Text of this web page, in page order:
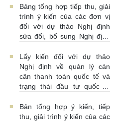
tiền của NHNN 03/08/2026 |
11:16:00
Bảng tổng hợp tiếp thu, giải
trình ý kiến của các đơn vị
đối với dự thảo Nghị định
sửa đổi, bổ sung Nghị định
30/07/2026 | 09:09:00
Lấy kiến đối với dự thảo
Nghị định về quản lý cán
cân thanh toán quốc tế và
trạng thái đầu tư quốc tế
15:00:00
Bản tổng hợp ý kiến, tiếp
thu, giải trình ý kiến của các